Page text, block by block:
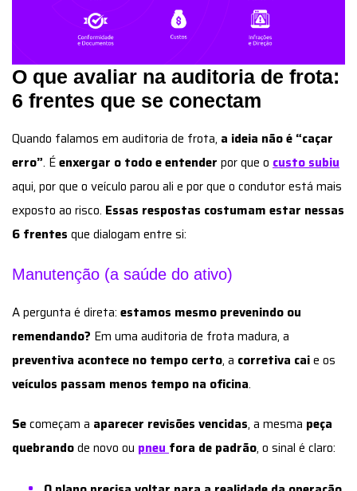
O que avaliar na auditoria de frota:
6 frentes que se conectam
Quando falamos em auditoria de frota, a ideia não é “caçar
erro”. Éenxergar o todo e entender por que o custo subiu
aqui, por que o veículo parou ali e por que o condutor está mais
exposto ao risco. Essas respostas costumam estar nessas
6 frentes que dialogam entre si:
Manutenção (a saúde do ativo)
A pergunta é direta: estamos mesmo prevenindo ou
remendando? Em uma auditoria de frota madura, a
preventiva acontece no tempo certo, a corretiva caie os
veículos passam menos tempo na oficina.
Secomeçam a aparecer revisões vencidas, a mesma peça
quebrandode novo ou pneu fora de padrão, o sinal é claro: